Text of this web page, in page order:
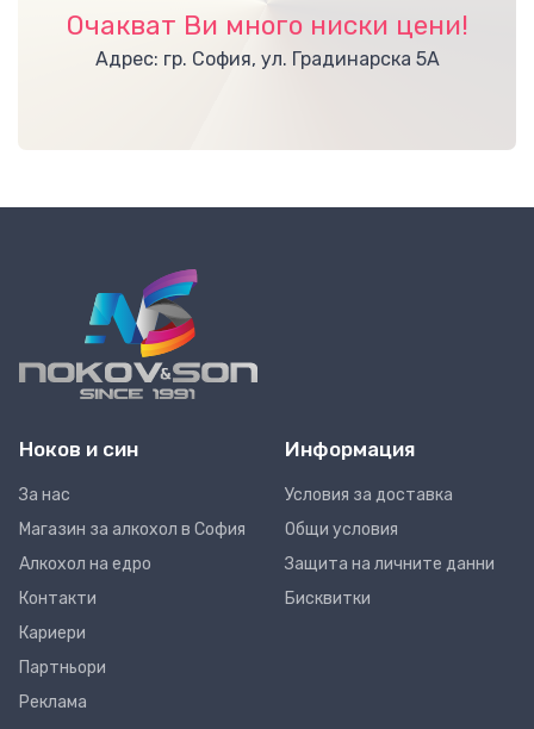
Очакват Ви много ниски цени!
Адрес: гр. София, ул. Градинарска 5А
Ноков и син
За нас
Магазин за алкохол в София
Алкохол на едро
Контакти
Кариери
Партньори
Реклама
Информация
Условия за доставка
Общи условия
Защита на личните данни
Бисквитки